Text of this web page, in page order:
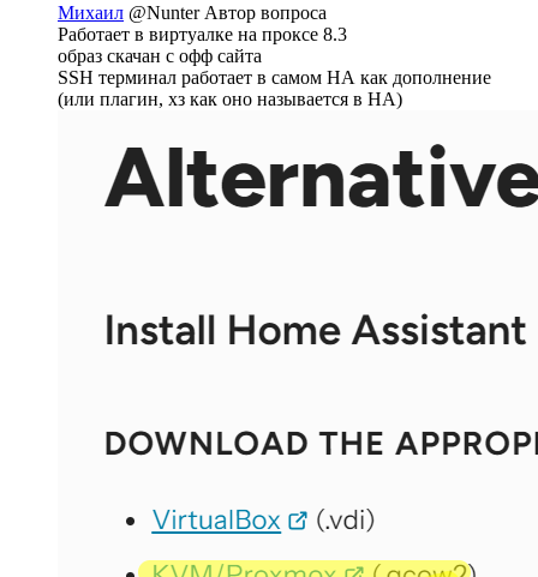
Михаил @Nunter Автор вопроса
Работает в виртуалке на проксе 8.3
образ скачан с офф сайта
SSH терминал работает в самом НА как дополнение
(или плагин, хз как оно называется в НА)